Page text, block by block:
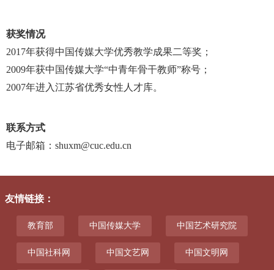
获奖情况
2017年获得中国传媒大学优秀教学成果二等奖；
2009年获中国传媒大学“中青年骨干教师”称号；
2007年进入江苏省优秀女性人才库。
联系方式
电子邮箱：shuxm@cuc.edu.cn
友情链接：
教育部 中国传媒大学 中国艺术研究院
中国社科网 中国文艺网 中国文明网